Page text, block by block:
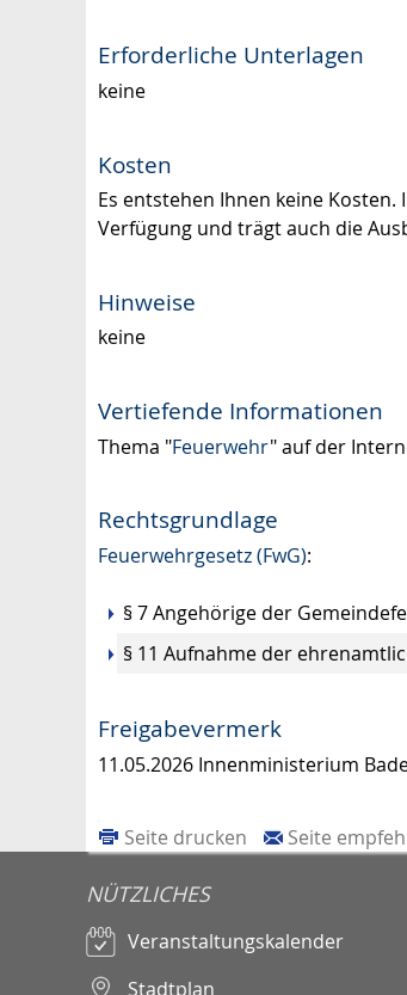
Erforderliche Unterlagen
keine
Kosten
Es entstehen Ihnen keine
Verfügung und trägt auch die
Hinweise
keine
Vertiefende Informationen
Thema "Feuerwehr" auf der
Rechtsgrundlage
Feuerwehrgesetz (FwG):
§ 7 Angehörige der
§ 11 Aufnahme der
Freigabevermerk
11.05.2026 Innenministerium
Seite drucken Seite
NÜTZLICHES
Veranstaltungskalender
Stadtplan